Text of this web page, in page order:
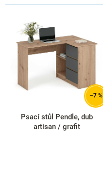
–7 %
Psací stůl Pendle, dub
artisan / grafit